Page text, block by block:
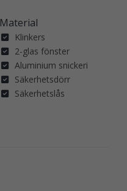
Material
Klinkers
2-glas fönster
Aluminium snickeri
Säkerhetsdörr
Säkerhetslås